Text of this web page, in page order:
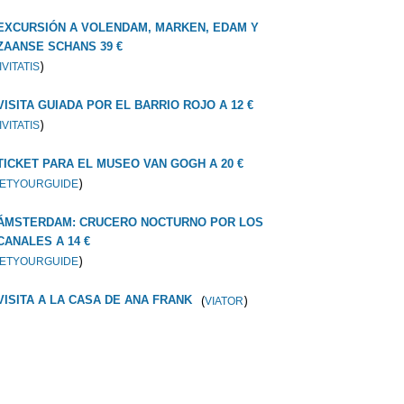
A VOLENDAM, MARKEN, EDAM Y
SCHANS 39 €
)
GUIADA POR EL BARRIO ROJO A 12 €
)
PARA EL MUSEO VAN GOGH A 20 €
)
CRUCERO NOCTURNO POR LOS
A 14 €
)
A LA CASA DE ANA FRANK (VIATOR)